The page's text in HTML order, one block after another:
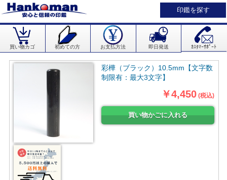
印鑑を探す
買い物カゴ 初めての方 お支払方法 即日発送 ｶｽﾀﾏｰｻﾎﾟｰﾄ
彩樺（ブラック）10.5mm【文字数
制限有：最大3文字】
￥4,450 (税込)